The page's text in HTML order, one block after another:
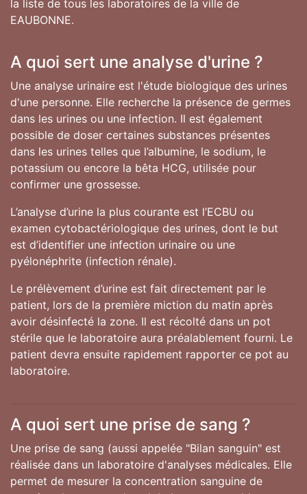
la liste de tous les laboratoires de la ville de
EAUBONNE.
A quoi sert une analyse d'urine ?
Une analyse urinaire est l'étude biologique des urines
d'une personne. Elle recherche la présence de germes
dans les urines ou une infection. Il est également
possible de doser certaines substances présentes
dans les urines telles que l’albumine, le sodium, le
potassium ou encore la bêta HCG, utilisée pour
confirmer une grossesse.
L’analyse d’urine la plus courante est l’ECBU ou
examen cytobactériologique des urines, dont le but
est d’identifier une infection urinaire ou une
pyélonéphrite (infection rénale).
Le prélèvement d’urine est fait directement par le
patient, lors de la première miction du matin après
avoir désinfecté la zone. Il est récolté dans un pot
stérile que le laboratoire aura préalablement fourni. Le
patient devra ensuite rapidement rapporter ce pot au
laboratoire.
A quoi sert une prise de sang ?
Une prise de sang (aussi appelée "Bilan sanguin" est
réalisée dans un laboratoire d'analyses médicales. Elle
permet de mesurer la concentration sanguine de